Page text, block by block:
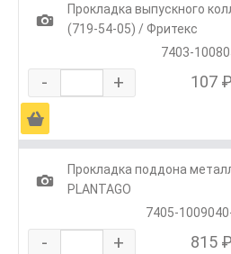
1
Прокладка выпускного
(719-54-05) / Фритекс
7403-
- + 107 ₽
Ä
1
Прокладка поддона
PLANTAGO
7405-
- + 815 ₽